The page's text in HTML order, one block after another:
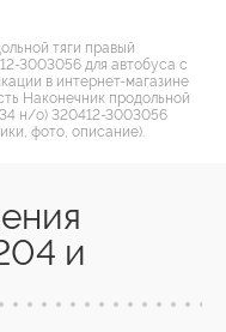
тяги правый
3003056 для автобуса с
в интернет-магазине
Наконечник продольной
н/о) 320412-3003056
фото, описание).
и